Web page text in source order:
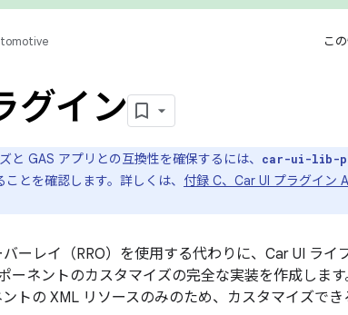
こ
グイン
と GAS アプリとの互換性を確保するには、 car-ui-lib-
とを確認します。詳しくは、 付録 C、Car UI プラグイン
ーレイ（RRO）を使用する代わりに、Car UI ライ
ーネントのカスタマイズの完全な実装を作成しま
トの XML リソースのみのため、カスタマイズでき